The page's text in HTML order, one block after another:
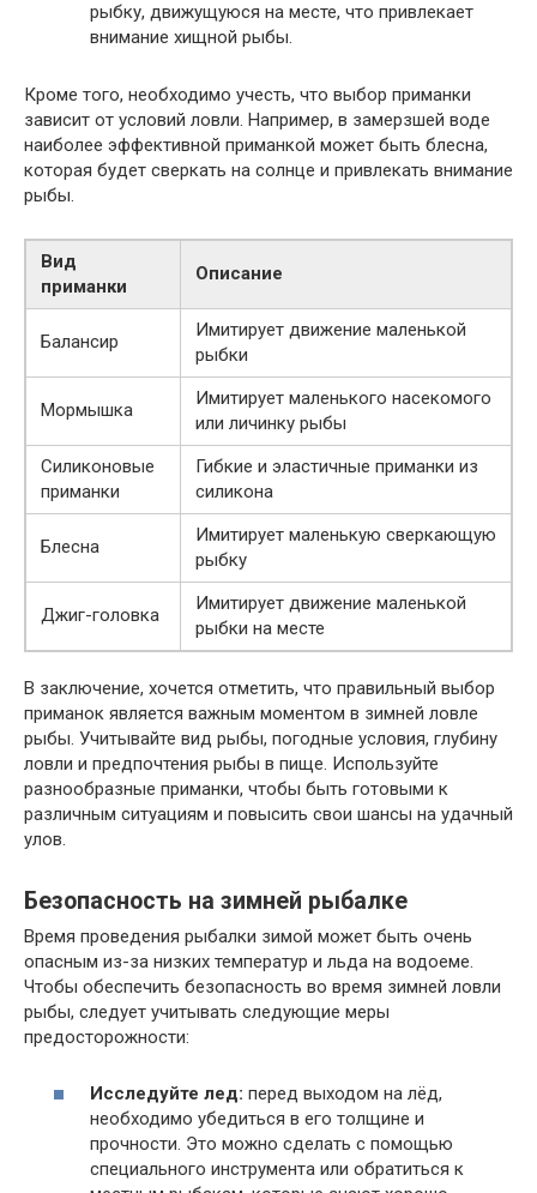
рыбку, движущуюся на месте, что привлекает
внимание хищной рыбы.
Кроме того, необходимо учесть, что выбор приманки
зависит от условий ловли. Например, в замерзшей воде
наиболее эффективной приманкой может быть блесна,
которая будет сверкать на солнце и привлекать внимание
рыбы.
Вид
приманки
Описание
Балансир
Имитирует движение маленькой
рыбки
Мормышка
Имитирует маленького насекомого
или личинку рыбы
Силиконовые
приманки
Гибкие и эластичные приманки из
силикона
Блесна
Имитирует маленькую сверкающую
рыбку
Джиг-головка
Имитирует движение маленькой
рыбки на месте
В заключение, хочется отметить, что правильный выбор
приманок является важным моментом в зимней ловле
рыбы. Учитывайте вид рыбы, погодные условия, глубину
ловли и предпочтения рыбы в пище. Используйте
разнообразные приманки, чтобы быть готовыми к
различным ситуациям и повысить свои шансы на удачный
улов.
Безопасность на зимней рыбалке
Время проведения рыбалки зимой может быть очень
опасным из-за низких температур и льда на водоеме.
Чтобы обеспечить безопасность во время зимней ловли
рыбы, следует учитывать следующие меры
предосторожности:
Исследуйте лед: перед выходом на лёд,
необходимо убедиться в его толщине и
прочности. Это можно сделать с помощью
специального инструмента или обратиться к